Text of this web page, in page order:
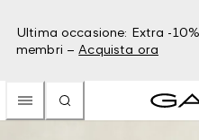
Ultima occasione: Extra -
membri – Acquista ora